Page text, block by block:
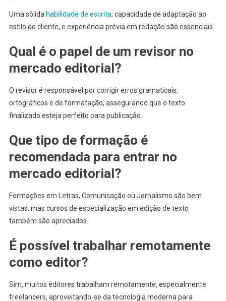
Uma sólida habilidade de escrita, capacidade de adaptação ao
estilo do cliente, e experiência prévia em redação são essenciais.
Qual é o papel de um revisor no
mercado editorial?
O revisor é responsável por corrigir erros gramaticais,
ortográficos e de formatação, assegurando que o texto
finalizado esteja perfeito para publicação.
Que tipo de formação é
recomendada para entrar no
mercado editorial?
Formações em Letras, Comunicação ou Jornalismo são bem
vistas, mas cursos de especialização em edição de texto
também são apreciados.
É possível trabalhar remotamente
como editor?
Sim, muitos editores trabalham remotamente, especialmente
freelancers, aproveitando-se da tecnologia moderna para